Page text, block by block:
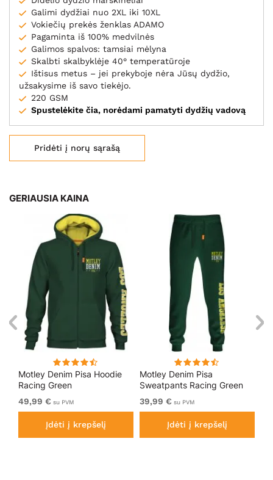
Galimi dydžiai nuo 2XL iki 10XL
Vokiečių prekės ženklas ADAMO
Pagaminta iš 100% medvilnės
Galimos spalvos: tamsiai mėlyna
Skalbti skalbyklėje 40° temperatūroje
Ištisus metus – jei prekyboje nėra Jūsų dydžio,
užsakysime iš savo tiekėjo.
220 GSM
Spustelėkite čia, norėdami pamatyti dydžių vadovą
Pridėti į norų sąrašą
GERIAUSIA KAINA
Motley Denim Pisa Hoodie
Racing Green
49,99 € su PVM
Įdėti į krepšelį
Motley Denim Pisa
Sweatpants Racing Green
39,99 € su PVM
Įdėti į krepšelį